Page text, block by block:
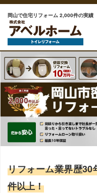
岡山で住宅リフォーム 2,000件の実績
リフォーム業界歴30
件以上！